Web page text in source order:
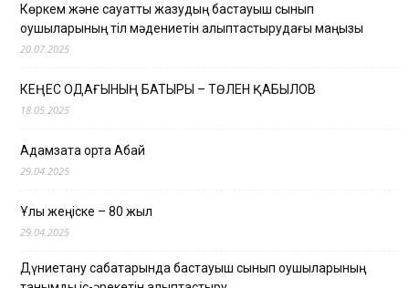
Көркем және сауатты жазудың бастауыш сынып
оқушыларының тіл мәдениетін қалыптастырудағы маңызы
20.07.2025
КЕҢЕС ОДАҒЫНЫҢ БАТЫРЫ – ТӨЛЕН ҚАБЫЛОВ
18.05.2025
Адамзатқа ортақ Абай
29.04.2025
Ұлы жеңіске – 80 жыл
29.04.2025
Дүниетану сабақтарында бастауыш сынып оқушыларының